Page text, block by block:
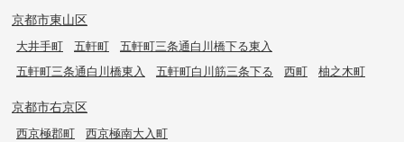
京都市東山区
大井手町 五軒町
五軒町三条通白川橋下る東入
五軒町三条通白川橋東入
五軒町白川筋三条下る 西町 柚之木町
京都市右京区
西京極郡町 西京極南大入町